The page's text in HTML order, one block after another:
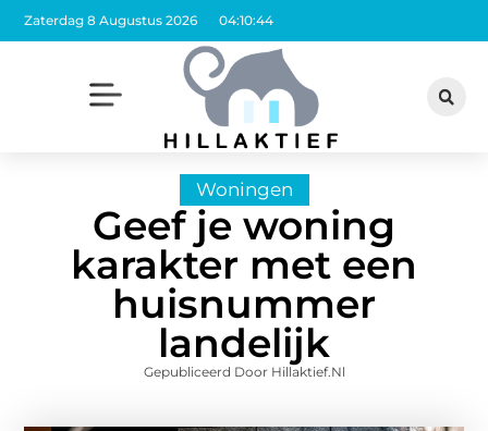
Zaterdag 8 Augustus 2026 04:10:46
Woningen
Geef je woning
karakter met een
huisnummer
landelijk
Gepubliceerd Door Hillaktief.nl